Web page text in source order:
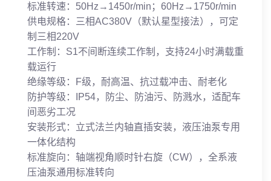
标准转速：50Hz→1450r/min；60Hz→1750r/min
供电规格：三相AC380V（默认星型接法），可定
制三相220V
工作制：S1不间断连续工作制，支持24小时满载重
载运行
绝缘等级：F级，耐高温、抗过载冲击、耐老化
防护等级：IP54，防尘、防油污、防溅水，适配车
间恶劣工况
安装形式：立式法兰内轴直插安装，液压油泵专用
一体化结构
标准旋向：轴端视角顺时针右旋（CW），全系液
压油泵通用标准转向